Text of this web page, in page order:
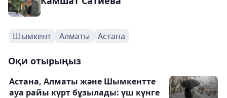
Шымкент Алматы Астана
Оқи отырыңыз
Астана, Алматы және Шымкентте
ауа райы күрт бұзылады: үш күнге